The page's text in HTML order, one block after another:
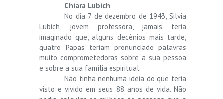
Chiara Lubich
No dia 7 de dezembro de 1943, Silvia
Lubich, jovem professora, jamais teria
imaginado que, alguns decênios mais tarde,
quatro Papas teriam pronunciado palavras
muito comprometedoras sobre a sua pessoa
e sobre a sua família espiritual.
Não tinha nenhuma ideia do que teria
visto e vivido em seus 88 anos de vida. Não